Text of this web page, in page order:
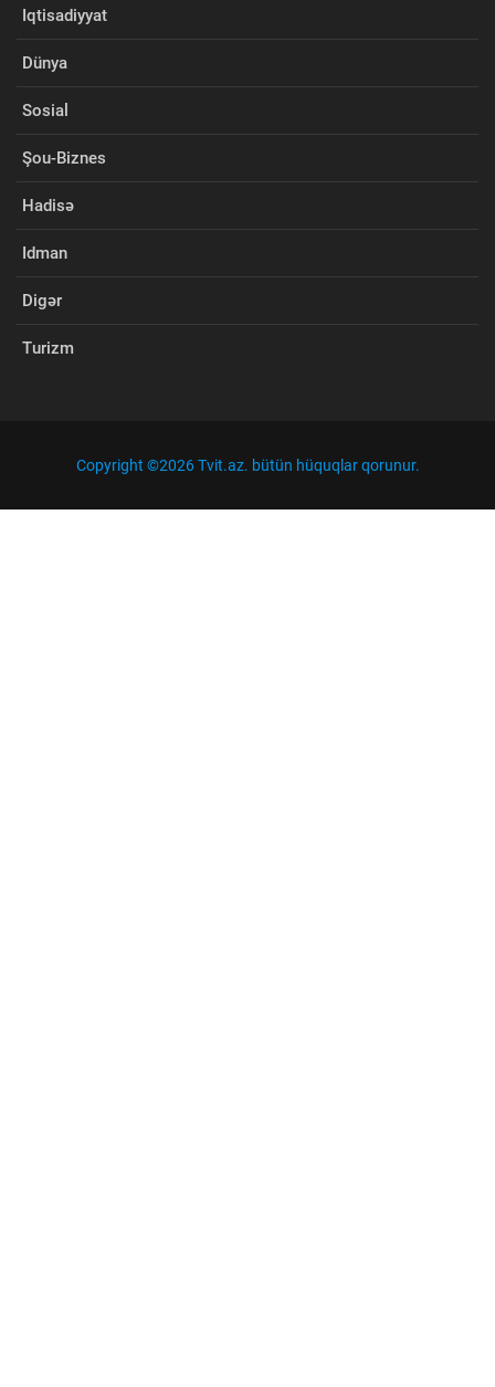
Iqtisadiyyat
Dünya
Sosial
Şou-Biznes
Hadisə
Idman
Digər
Turizm
Copyright ©2026 Tvit.az. bütün hüquqlar qorunur.